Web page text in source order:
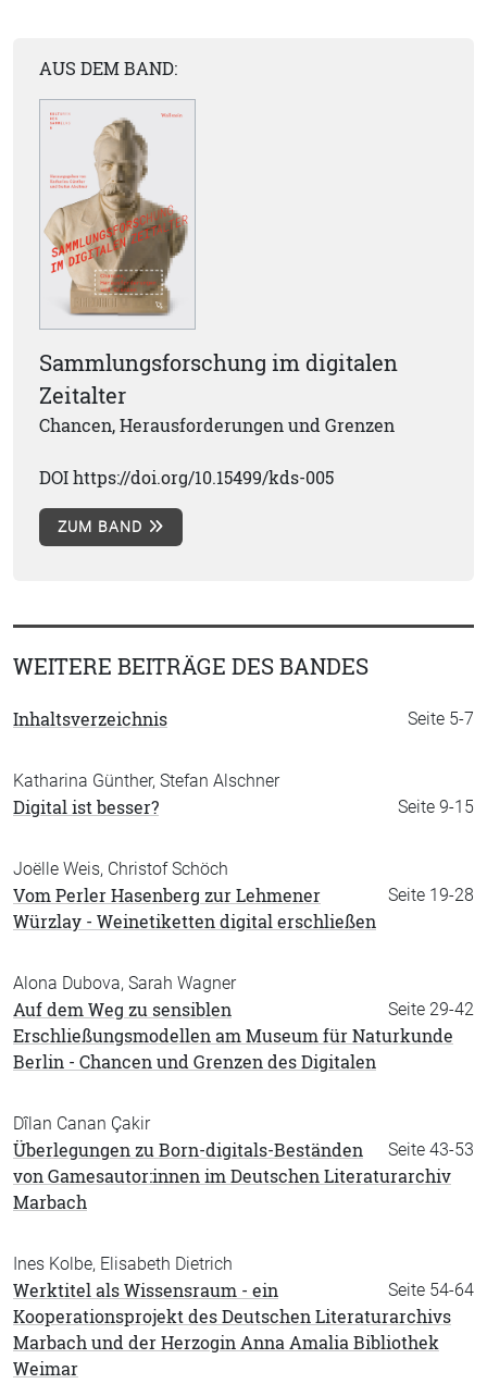
AUS DEM BAND:
Sammlungsforschung im digitalen
Zeitalter
Chancen, Herausforderungen und Grenzen
DOI https://doi.org/10.15499/kds-005
ZUM BAND
WEITERE BEITRÄGE DES BANDES
Seite 5-7
Inhaltsverzeichnis
Katharina Günther, Stefan Alschner
Seite 9-15
Digital ist besser?
Joëlle Weis, Christof Schöch
Seite 19-28
Vom Perler Hasenberg zur Lehmener
Würzlay - Weinetiketten digital erschließen
Alona Dubova, Sarah Wagner
Seite 29-42
Auf dem Weg zu sensiblen
Erschließungsmodellen am Museum für Naturkunde
Berlin - Chancen und Grenzen des Digitalen
Dîlan Canan Çakir
Seite 43-53
Überlegungen zu Born-digitals-Beständen
von Gamesautor:innen im Deutschen Literaturarchiv
Marbach
Ines Kolbe, Elisabeth Dietrich
Seite 54-64
Werktitel als Wissensraum - ein
Kooperationsprojekt des Deutschen Literaturarchivs
Marbach und der Herzogin Anna Amalia Bibliothek
Weimar